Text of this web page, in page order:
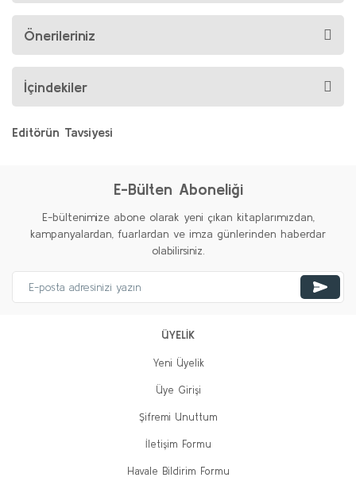
Önerileriniz
İçindekiler
Editörün Tavsiyesi
Bilim ve İnsan
Ali Rıza Gökçe
400,00 TL
E-Bülten Aboneliği
E-bültenimize abone olarak yeni çıkan kitaplarımızdan,
kampanyalardan, fuarlardan ve imza günlerinden haberdar
olabilirsiniz.
ÜYELİK
Yeni Üyelik
Üye Girişi
Şifremi Unuttum
İletişim Formu
Havale Bildirim Formu